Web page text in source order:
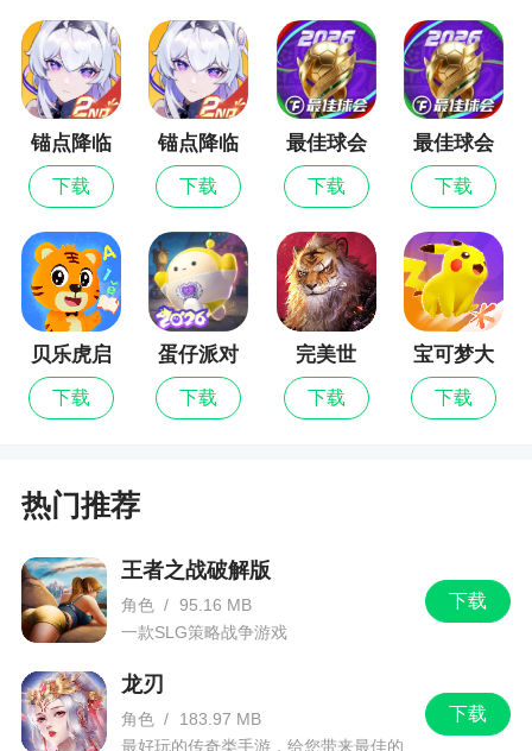
6、社交元素——玩家可以在游戏中与其他玩家
交流，甚至一起参与某些活动，增加游戏的社交性
质
小编评价
1、最近玩了很多那种二次元回合制战斗卡牌，
格斗等等，玩的太多了也就累了。有时候文字剧情
附带那种轻音乐恋爱多结局游戏放松一下，也很不
错的，个人反正比较中意这种游戏，看着立绘也不
错
玩家，都能在纸片人女友中找到属于自己的乐趣和
美好的恋爱故事吧
3、立绘确实不错，多个角色的人物设定，看起
来就不错，还有未知的剧情，开始期待了
锚点降临
下载
锚点降临
九游版
下载
最佳球会
最新版
下载
最佳球会
下载
贝乐虎启
蒙
下载
蛋仔派对
下载
完美世
界：诸神
之战
下载
宝可梦大
集结
下载
热门推荐
下载
王者之战破解版
角色 / 95.16 MB
一款SLG策略战争游戏
下载
龙刃
角色 /
183.97 MB
最好玩的传奇类手游，给您带来最佳的